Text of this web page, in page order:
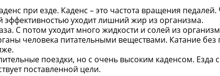
при езде. Каденс – это частота вращения
эффективностью уходит лишний жир из организма.
С потом уходит много жидкости и солей из
человека питательными веществами. Катание без
поездки, но с очень высоким каденсом. Езда
поставленной цели.